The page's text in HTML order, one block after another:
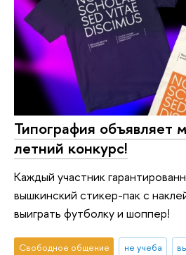
Типография объявляет
летний конкурс!
Каждый участник
вышкинский стикер-пак с
выиграть футболку и шоппер!
Свободное общение не учеба